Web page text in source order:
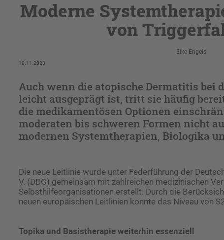
Moderne
von
Elke Engels
10.11.2023
Auch wenn die atopische Dermatitis bei
leicht ausgeprägt ist, tritt sie häufig
die medikamentösen Optionen
moderaten bis schweren Formen nicht
modernen Systemtherapien, Biologika
Die neue Leitlinie wurde unter Federführung der
V. (DDG) gemeinsam mit zahlreichen medizinischen
Selbsthilfeorganisationen erstellt. Durch die
neuen europäischen Leitlinien konnte das Niveau von
Topika und Basistherapie weiterhin essenziell